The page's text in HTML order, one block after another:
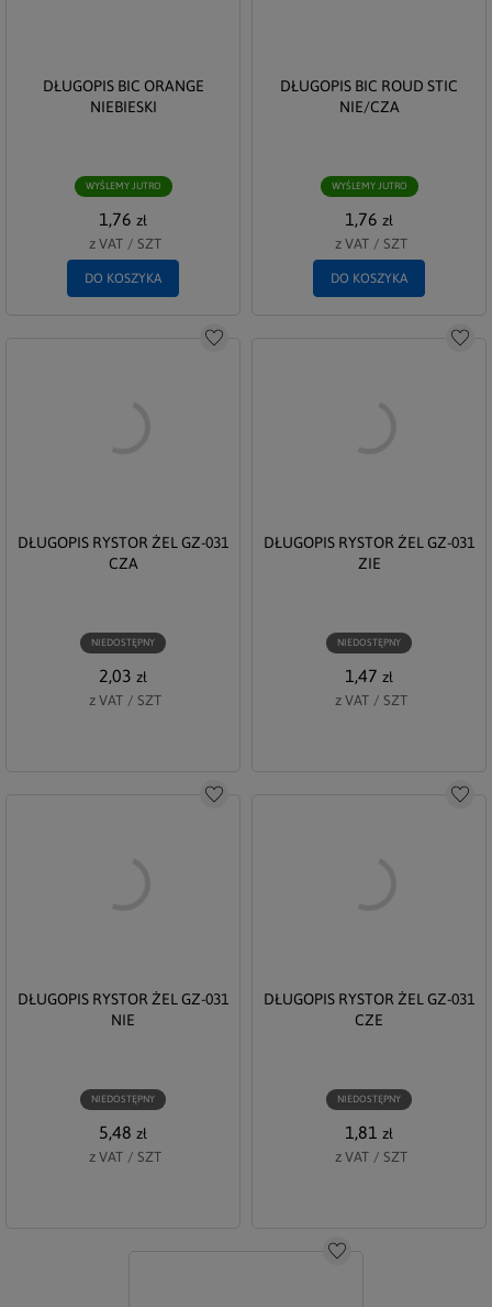
DŁUGOPIS BIC ORANGE
NIEBIESKI
WYŚLEMY JUTRO
1,76 zł
z VAT / SZT
DO KOSZYKA
DŁUGOPIS BIC ROUD STIC
NIE/CZA
WYŚLEMY JUTRO
1,76 zł
z VAT / SZT
DO KOSZYKA
Do schowka
DŁUGOPIS RYSTOR ŻEL GZ-031
CZA
NIEDOSTĘPNY
2,03 zł
z VAT / SZT
Do
DŁUGOPIS RYSTOR ŻEL GZ-031
ZIE
NIEDOSTĘPNY
1,47 zł
z VAT / SZT
Do schowka
DŁUGOPIS RYSTOR ŻEL GZ-031
NIE
NIEDOSTĘPNY
5,48 zł
z VAT / SZT
Do
DŁUGOPIS RYSTOR ŻEL GZ-031
CZE
NIEDOSTĘPNY
1,81 zł
z VAT / SZT
Do schowka